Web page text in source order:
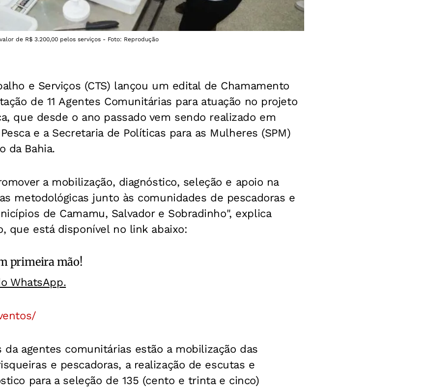
de R$ 3.200,00 pelos serviços - Foto: Reprodução
e Serviços (CTS) lançou um edital de Chamamento
de 11 Agentes Comunitárias para atuação no projeto
que desde o ano passado vem sendo realizado em
e a Secretaria de Políticas para as Mulheres (SPM)
da Bahia.
a mobilização, diagnóstico, seleção e apoio na
metodológicas junto às comunidades de pescadoras e
de Camamu, Salvador e Sobradinho", explica
que está disponível no link abaixo:
primeira mão!
WhatsApp.
agentes comunitárias estão a mobilização das
e pescadoras, a realização de escutas e
para a seleção de 135 (cento e trinta e cinco)